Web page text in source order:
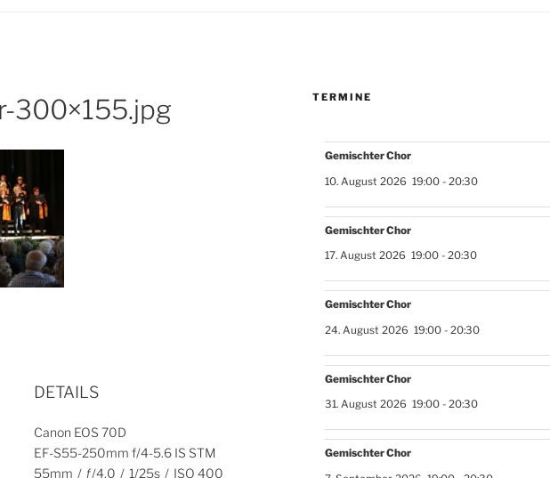
300×155.jpg
DETAILS
Canon EOS 70D
EF-S55-250mm f/4-5.6 IS STM
55mm / ƒ/4.0 / 1/25s / ISO 400
TERMINE
Gemischter Chor
10. August 2026 19:00- 20:30
Gemischter Chor
17. August 2026 19:00- 20:30
Gemischter Chor
24. August 2026 19:00- 20:30
Gemischter Chor
31. August 2026 19:00- 20:30
Gemischter Chor